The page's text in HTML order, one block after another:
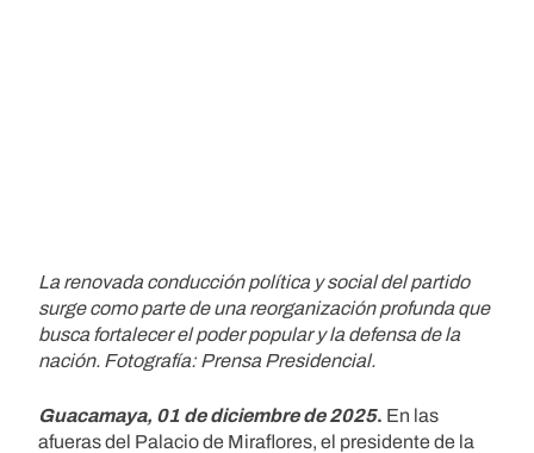
La renovada conducción política y social del partido
surge como parte de una reorganización profunda que
busca fortalecer el poder popular y la defensa de la
nación. Fotografía: Prensa Presidencial.
Guacamaya, 01 de diciembre de 2025. En las
afueras del Palacio de Miraflores, el presidente de la